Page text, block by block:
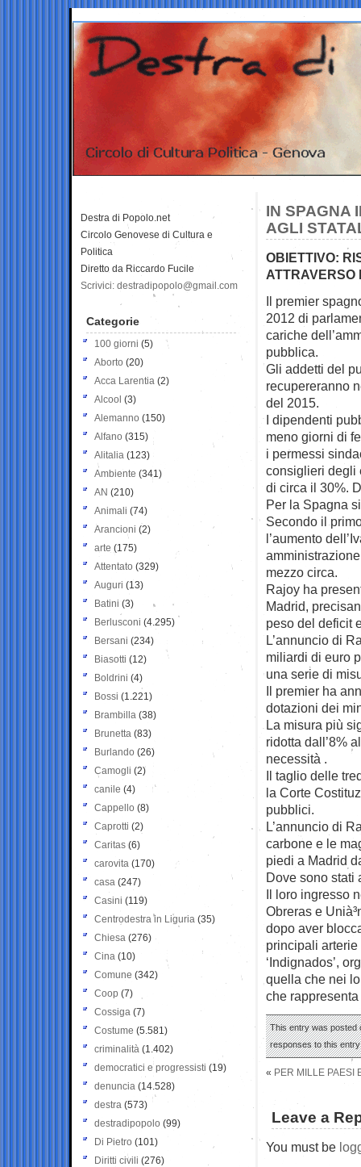
IN SPAGNA
AGLI
OBIETTIVO:
ATTRAVERSO
Il premier
2012 di
cariche
pubblica.
Gli addetti del
recupereranno
del 2015.
I dipendenti
meno giorni di
i permessi
consiglieri degli
di circa il 30%.
Per la Spagna
Secondo il
l’aumento
mezzo circa.
Rajoy ha
Madrid,
peso del deficit
L’annuncio di
miliardi di euro
una serie di
Il premier ha
dotazioni dei
La misura più
ridotta dall’8%
necessità .
Il taglio delle
la Corte
pubblici.
L’annuncio di
carbone e le
piedi a Madrid
Dove sono stati
Il loro ingresso
Obreras e
dopo aver
principali
‘Indignados’,
quella che nei
che
This entry was posted
responses to this
« PER MILLE PAESI
Leave a
You must be
Destra di Popolo.net
Circolo Genovese di Cultura e
Politica
Diretto da Riccardo Fucile
Scrivici: destradipopolo@gmail.com
Categorie
100 giorni (5)
Aborto (20)
Acca Larentia (2)
Alcool (3)
Alemanno (150)
Alfano (315)
Alitalia (123)
Ambiente (341)
AN (210)
Animali (74)
Arancioni (2)
arte (175)
Attentato (329)
Auguri (13)
Batini (3)
Berlusconi (4.295)
Bersani (234)
Biasotti (12)
Boldrini (4)
Bossi (1.221)
Brambilla (38)
Brunetta (83)
Burlando (26)
Camogli (2)
canile (4)
Cappello (8)
Caprotti (2)
Caritas (6)
carovita (170)
casa (247)
Casini (119)
Centrodestra in Liguria (35)
Chiesa (276)
Cina (10)
Comune (342)
Coop (7)
Cossiga (7)
Costume (5.581)
criminalità (1.402)
democratici e progressisti (19)
denuncia (14.528)
destra (573)
destradipopolo (99)
Di Pietro (101)
Diritti civili (276)